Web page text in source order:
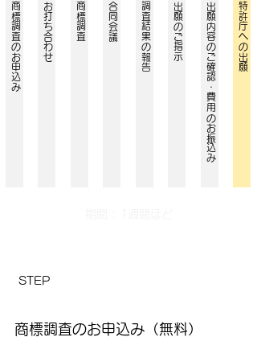
​商標調査のお申込み ​お打ち合わせ ​商標調査 ​合同会議 ​調査結果の報告 ​出願のご指示 ​出願内容のご確認・費用のお振込み ​特許庁への出願
​STEP
​商標調査のお申込み（無料）